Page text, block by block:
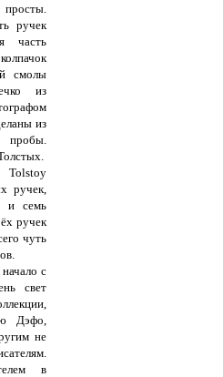
ручек
часть
смолы
из
из
пробы.
ручек,
и семь
ручек
чуть
с
свет
Дэфо,
не
в